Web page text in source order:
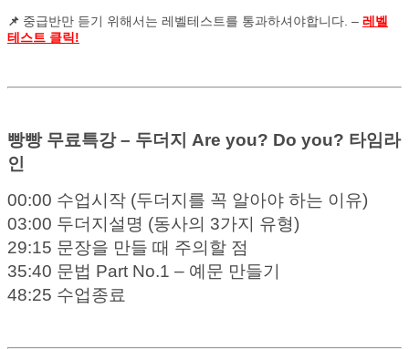
📌 중급반만 듣기 위해서는 레벨테스트를 통과하셔야합니다. – 레벨
테스트 클릭!
빵빵 무료특강 – 두더지 Are you? Do you? 타임라
인
00:00 수업시작 (두더지를 꼭 알아야 하는 이유)
03:00 두더지설명 (동사의 3가지 유형)
29:15 문장을 만들 때 주의할 점
35:40 문법 Part No.1 – 예문 만들기
48:25 수업종료